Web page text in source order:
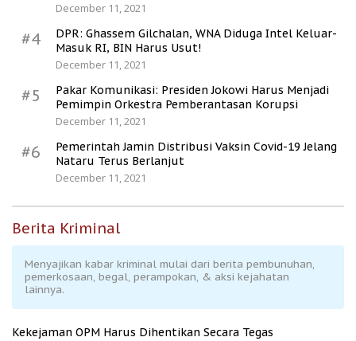
December 11, 2021
#4
DPR: Ghassem Gilchalan, WNA Diduga Intel Keluar-
Masuk RI, BIN Harus Usut!
December 11, 2021
#5
Pakar Komunikasi: Presiden Jokowi Harus Menjadi
Pemimpin Orkestra Pemberantasan Korupsi
December 11, 2021
#6
Pemerintah Jamin Distribusi Vaksin Covid-19 Jelang
Nataru Terus Berlanjut
December 11, 2021
Berita Kriminal
Menyajikan kabar kriminal mulai dari berita pembunuhan,
pemerkosaan, begal, perampokan, & aksi kejahatan
lainnya.
Kekejaman OPM Harus Dihentikan Secara Tegas